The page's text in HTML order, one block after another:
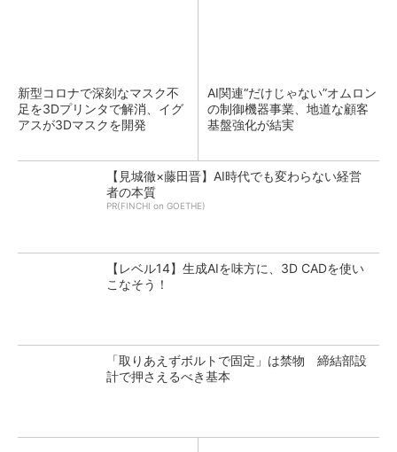
新型コロナで深刻なマスク不
足を3Dプリンタで解消、イグ
アスが3Dマスクを開発
AI関連“だけじゃない”オムロン
の制御機器事業、地道な顧客
基盤強化が結実
【見城徹×藤田晋】AI時代でも変わらない経営
者の本質
PR(FINCHI on GOETHE)
【レベル14】生成AIを味方に、3D CADを使い
こなそう！
「取りあえずボルトで固定」は禁物 締結部設
計で押さえるべき基本